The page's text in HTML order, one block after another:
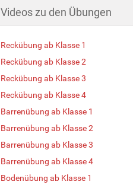
Videos zu den Übungen
Reckübung ab Klasse 1
Reckübung ab Klasse 2
Reckübung ab Klasse 3
Reckübung ab Klasse 4
Barrenübung ab Klasse 1
Barrenübung ab Klasse 2
Barrenübung ab Klasse 3
Barrenübung ab Klasse 4
Bodenübung ab Klasse 1